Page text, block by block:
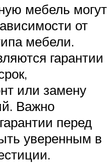
мебель могут
от
мебели.
гарантии
или замену
Важно
перед
уверенным в